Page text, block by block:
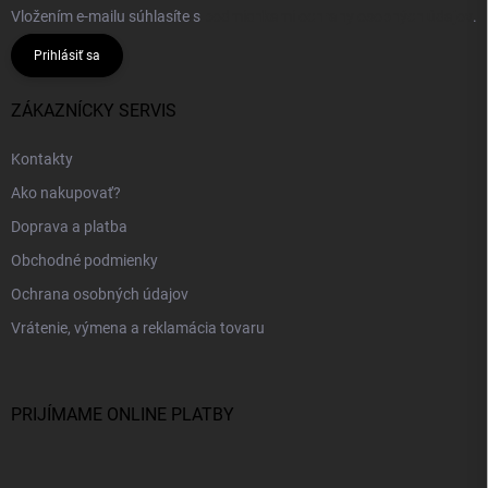
Vložením e-mailu súhlasíte s .
Prihlásiť sa
ZÁKAZNÍCKY SERVIS
Kontakty
Ako nakupovať?
Doprava a platba
Obchodné podmienky
Ochrana osobných údajov
Vrátenie, výmena a reklamácia tovaru
PRIJÍMAME ONLINE PLATBY